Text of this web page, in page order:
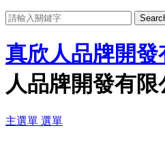
真欣人品牌開發
人品牌開發有限
主選單 選單